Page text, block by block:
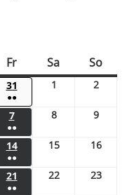
Fr Sa So
31
●●
1 2
7
●●
8 9
14
●●
15 16
21
●●
22 23